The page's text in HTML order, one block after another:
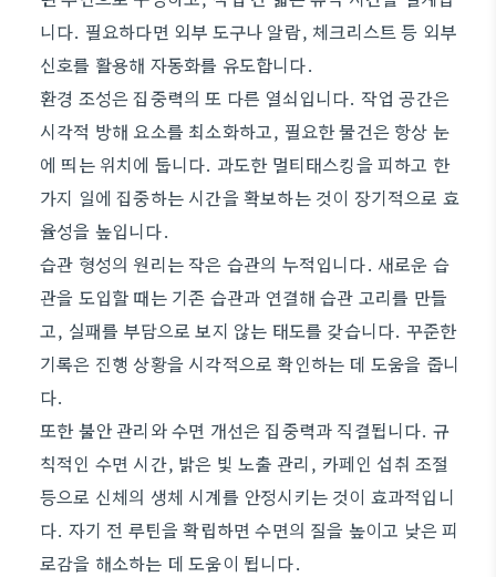
니다. 필요하다면 외부 도구나 알람, 체크리스트 등 외부
신호를 활용해 자동화를 유도합니다.
환경 조성은 집중력의 또 다른 열쇠입니다. 작업 공간은
시각적 방해 요소를 최소화하고, 필요한 물건은 항상 눈
에 띄는 위치에 둡니다. 과도한 멀티태스킹을 피하고 한
가지 일에 집중하는 시간을 확보하는 것이 장기적으로 효
율성을 높입니다.
습관 형성의 원리는 작은 습관의 누적입니다. 새로운 습
관을 도입할 때는 기존 습관과 연결해 습관 고리를 만들
고, 실패를 부담으로 보지 않는 태도를 갖습니다. 꾸준한
기록은 진행 상황을 시각적으로 확인하는 데 도움을 줍니
다.
또한 불안 관리와 수면 개선은 집중력과 직결됩니다. 규
칙적인 수면 시간, 밝은 빛 노출 관리, 카페인 섭취 조절
등으로 신체의 생체 시계를 안정시키는 것이 효과적입니
다. 자기 전 루틴을 확립하면 수면의 질을 높이고 낮은 피
로감을 해소하는 데 도움이 됩니다.